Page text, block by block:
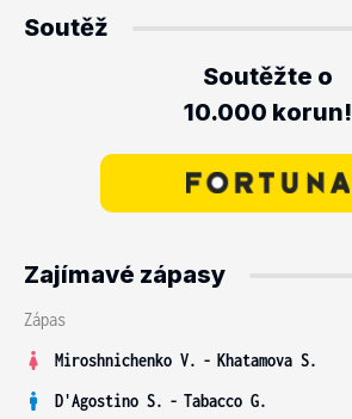
Soutěž
Soutěžte o
10.000 korun!
Zajímavé zápasy
Zápas
Miroshnichenko V. - Khatamova S.
D'Agostino S. - Tabacco G.